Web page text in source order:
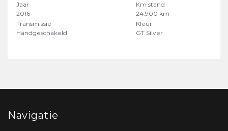
Jaar
2016
Km stand
24.900 km
Transmissie
Handgeschakeld
Kleur
GT Silver
Navigatie